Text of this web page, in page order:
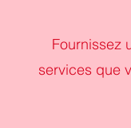
Fournissez
services que